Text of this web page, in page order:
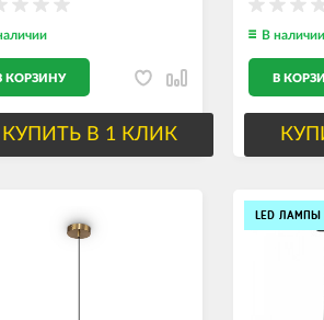
КОРЗИНУ
КУПИТЬ В 1 КЛИК
В наличии
В
LED